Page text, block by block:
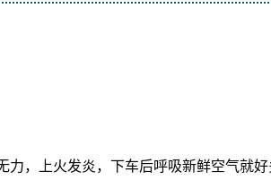
，上火发炎，下车后呼吸新鲜空气就好